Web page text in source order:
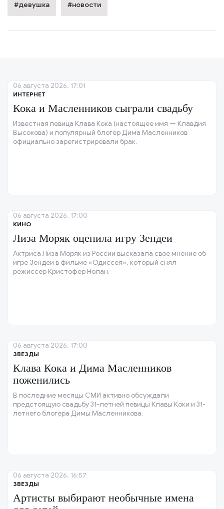
#девушка #новости
ИНТЕРНЕТ
Кока и Масленников сыграли свадьбу
Известная певица Клава Кока (настоящее имя — Клавдия
Высокова) и популярный блогер Дима Масленников
официально зарегистрировали брак.
06 августа 2026, 17:01
КИНО
Лиза Моряк оценила игру Зендеи
Актриса Лиза Моряк из России высказала своё мнение об
игре Зендеи в фильме «Одиссея», который снял
режиссёр Кристофер Нолан.
06 августа 2026, 17:00
ЗВЕЗДЫ
Клава Кока и Дима Масленников
поженились
В последние месяцы СМИ активно обсуждали
предстоящую свадьбу 31-летней певицы Клавы Коки и 31-
летнего блогера Димы Масленникова.
06 августа 2026, 17:00
ЗВЕЗДЫ
Артисты выбирают необычные имена
06 августа 2026, 16:57